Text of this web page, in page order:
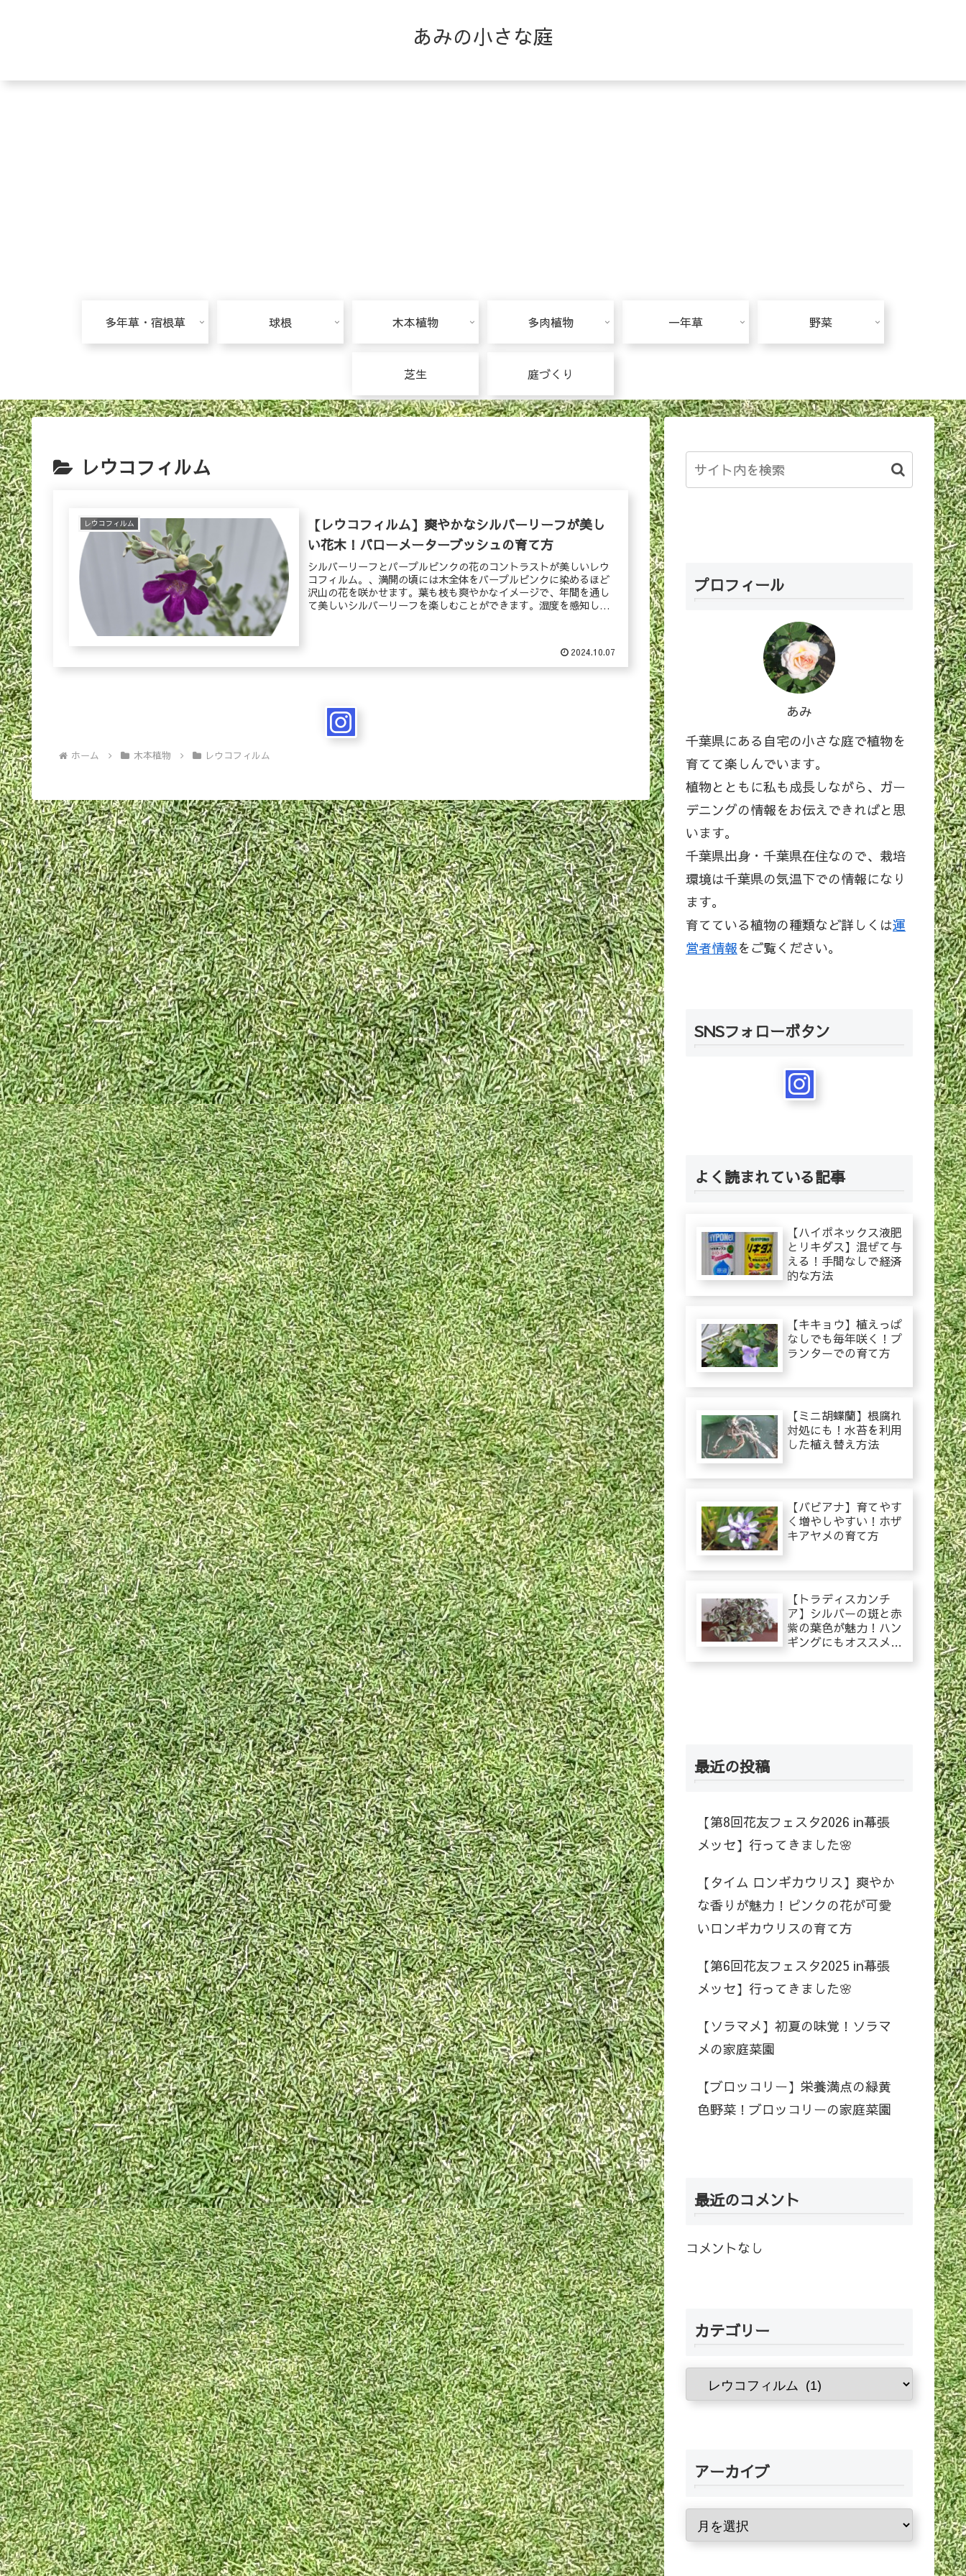
あみの小さな庭
多年草・宿根草 球根 木本植物 多肉植物 一年草 野菜
芝生 庭づくり
レウコフィルム
レウコフィルム
【レウコフィルム】爽やかなシルバーリーフが美し
い花木！バローメーターブッシュの育て方
シルバーリーフとパープルピンクの花のコントラストが美しいレウ
コフィルム。、満開の頃には木全体をバープルピンクに染めるほど
沢山の花を咲かせます。葉も枝も爽やかなイメージで、年間を通し
て美しいシルバーリーフを楽しむことができます。湿度を感知して
2024.10.07
ホーム 木本植物 レウコフィルム
プロフィール
あみ
千葉県にある自宅の小さな庭で植物を
育てて楽しんでいます。
植物とともに私も成長しながら、ガー
デニングの情報をお伝えできればと思
います。
千葉県出身・千葉県在住なので、栽培
環境は千葉県の気温下での情報になり
ます。
育てている植物の種類など詳しくは運
営者情報をご覧ください。
SNSフォローボタン
よく読まれている記事
【ハイポネックス液肥
とリキダス】混ぜて与
える！手間なしで経済
的な方法
【キキョウ】植えっぱ
なしでも毎年咲く！プ
ランターでの育て方
【ミニ胡蝶蘭】根腐れ
対処にも！水苔を利用
した植え替え方法
【バビアナ】育てやす
く増やしやすい！ホザ
キアヤメの育て方
【トラディスカンチ
ア】シルバーの斑と赤
紫の葉色が魅力！ハン
ギングにもオススメ！
最近の投稿
【第8回花友フェスタ2026 in幕張
メッセ】行ってきました🌸
【タイム ロンギカウリス】爽やか
な香りが魅力！ピンクの花が可愛
いロンギカウリスの育て方
【第6回花友フェスタ2025 in幕張
メッセ】行ってきました🌸
【ソラマメ】初夏の味覚！ソラマ
メの家庭菜園
【ブロッコリー】栄養満点の緑黄
色野菜！ブロッコリーの家庭菜園
最近のコメント
コメントなし
カテゴリー
アーカイブ